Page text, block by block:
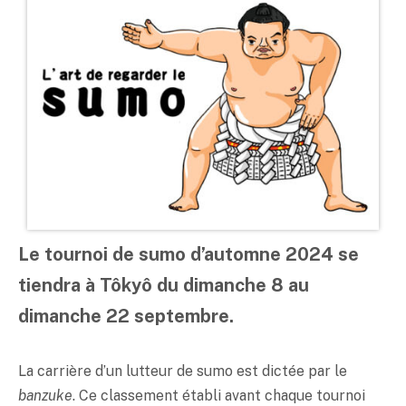
Le tournoi de sumo d’automne 2024 se
tiendra à Tôkyô du dimanche 8 au
dimanche 22 septembre.
La carrière d’un lutteur de sumo est dictée par le
banzuke. Ce classement établi avant chaque tournoi